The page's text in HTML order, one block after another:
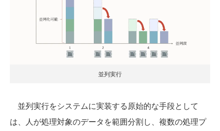
並列実行
並列実行をシステムに実装する原始的な手段として
は、人が処理対象のデータを範囲分割し、複数の処理プ